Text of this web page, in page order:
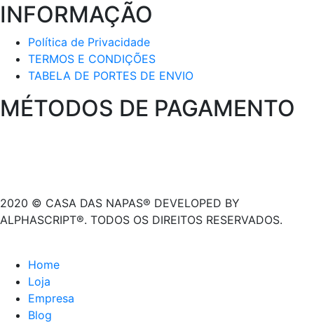
INFORMAÇÃO
Política de Privacidade
TERMOS E CONDIÇÕES
TABELA DE PORTES DE ENVIO
MÉTODOS DE PAGAMENTO
2020 © CASA DAS NAPAS® DEVELOPED BY
ALPHASCRIPT®. TODOS OS DIREITOS RESERVADOS.
Home
Loja
Empresa
Blog